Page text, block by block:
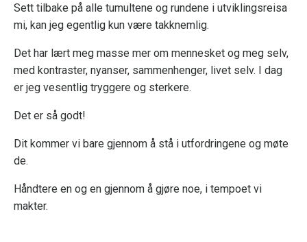
Sett tilbake på alle tumultene og rundene i utviklingsreisa
mi, kan jeg egentlig kun være takknemlig.
Det har lært meg masse mer om mennesket og meg selv,
med kontraster, nyanser, sammenhenger, livet selv. I dag
er jeg vesentlig tryggere og sterkere.
Det er så godt!
Dit kommer vi bare gjennom å stå i utfordringene og møte
de.
Håndtere en og en gjennom å gjøre noe, i tempoet vi
makter.